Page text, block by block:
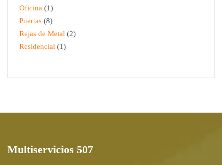
Oficina
1
Puertas 8
Rejas de Metal
2
Residencial
1
Multiservicios 507